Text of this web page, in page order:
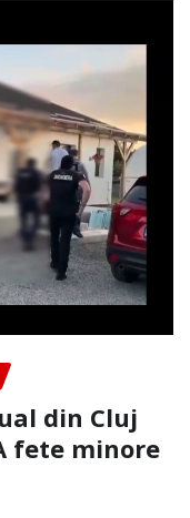
din Cluj
fete minore